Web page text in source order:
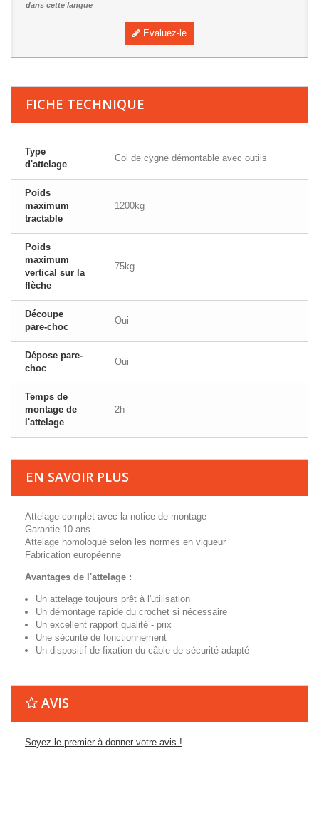
dans cette langue
Evaluez-le
FICHE TECHNIQUE
Type
d'attelage
Col de cygne démontable avec outils
Poids
maximum
tractable
1200kg
Poids
maximum
vertical sur la
flèche
75kg
Découpe
pare-choc
Oui
Dépose pare-
choc
Oui
Temps de
montage de
l'attelage
2h
EN SAVOIR PLUS
Attelage complet avec la notice de montage
Garantie 10 ans
Attelage homologué selon les normes en vigueur
Fabrication européenne
Avantages de l'attelage :
Un attelage toujours prêt à l'utilisation
Un démontage rapide du crochet si nécessaire
Un excellent rapport qualité - prix
Une sécurité de fonctionnement
Un dispositif de fixation du câble de sécurité adapté
AVIS
Soyez le premier à donner votre avis !